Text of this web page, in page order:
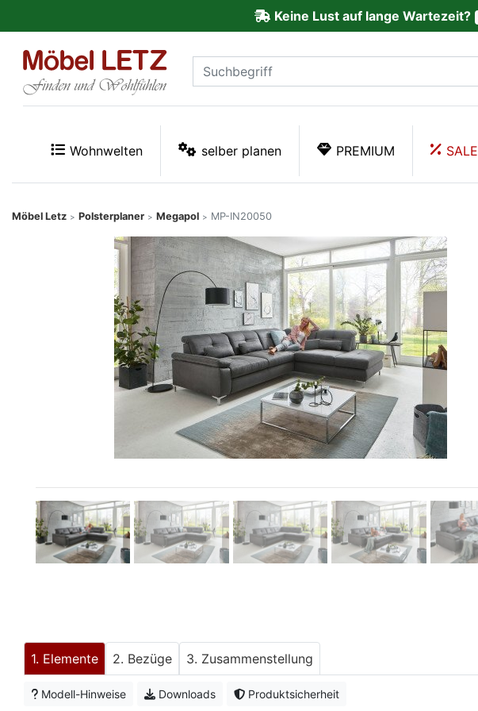
Keine Lust auf lange Wartezeit?
Wohnwelten selber planen PREMIUM SALE
Möbel Letz > Polsterplaner > Megapol > MP-IN20050
Elemente Bezüge Zusammenstellung
Modell-Hinweise Downloads Produktsicherheit
Kundenmeinungen
PREMIUM
Schnell
Polsterplaner
Konfigurator
Letz-
Deals